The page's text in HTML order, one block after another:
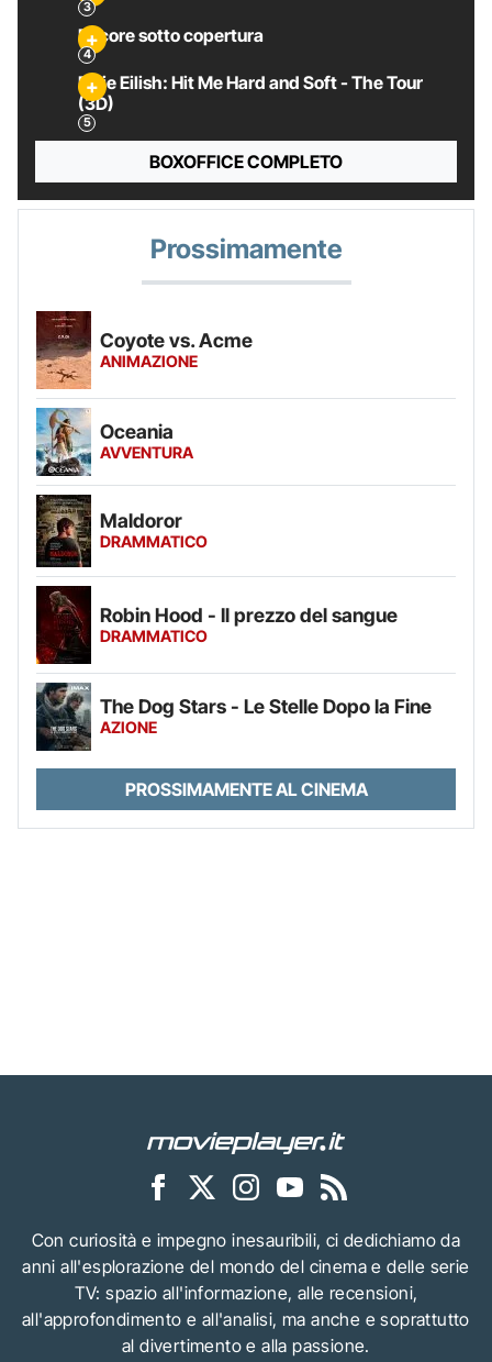
Pecore sotto copertura
Billie Eilish: Hit Me Hard and Soft - The Tour
(3D)
BOXOFFICE COMPLETO
Prossimamente
Coyote vs. Acme
ANIMAZIONE
Oceania
AVVENTURA
Maldoror
DRAMMATICO
Robin Hood - Il prezzo del sangue
DRAMMATICO
The Dog Stars - Le Stelle Dopo la Fine
AZIONE
PROSSIMAMENTE AL CINEMA
Con curiosità e impegno inesauribili, ci dedichiamo da
anni all'esplorazione del mondo del cinema e delle serie
TV: spazio all'informazione, alle recensioni,
all'approfondimento e all'analisi, ma anche e soprattutto
al divertimento e alla passione.